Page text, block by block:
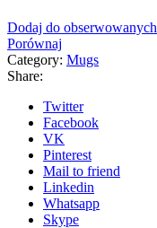
Dodaj do obserwowanych
Porównaj
Category: Mugs
Share:
Twitter
Facebook
VK
Pinterest
Mail to friend
Linkedin
Whatsapp
Skype